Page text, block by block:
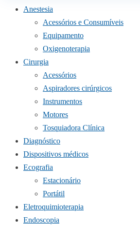
Anestesia
Acessórios e Consumíveis
Equipamento
Oxigenoterapia
Cirurgia
Acessórios
Aspiradores cirúrgicos
Instrumentos
Motores
Tosquiadora Clínica
Diagnóstico
Dispositivos médicos
Ecografia
Estacionário
Portátil
Eletroquimioterapia
Endoscopia